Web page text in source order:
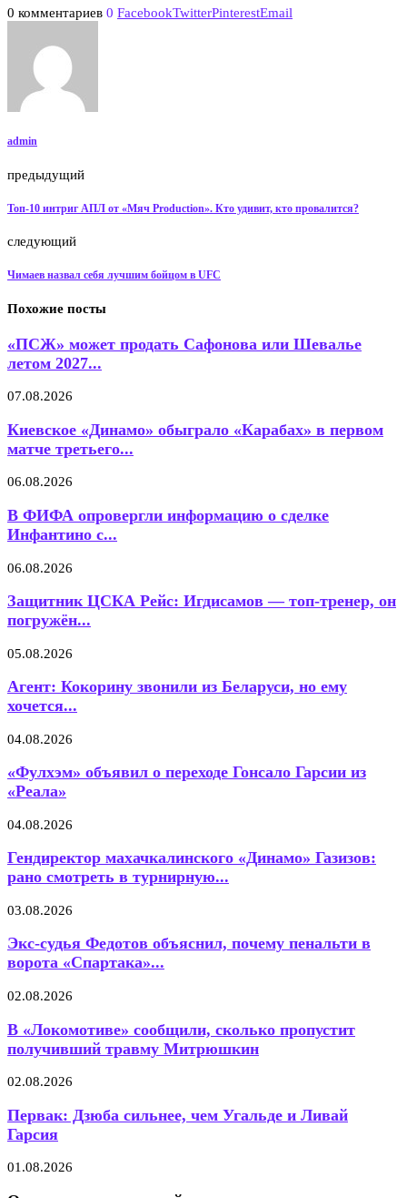
0 комментариев 0 FacebookTwitterPinterestEmail
admin
предыдущий
Топ-10 интриг АПЛ от «Мяч Production». Кто удивит, кто провалится?
следующий
Чимаев назвал себя лучшим бойцом в UFC
Похожие посты
«ПСЖ» может продать Сафонова или Шевалье
летом 2027...
07.08.2026
Киевское «Динамо» обыграло «Карабах» в первом
матче третьего...
06.08.2026
В ФИФА опровергли информацию о сделке
Инфантино с...
06.08.2026
Защитник ЦСКА Рейс: Игдисамов — топ-тренер, он
погружён...
05.08.2026
Агент: Кокорину звонили из Беларуси, но ему
хочется...
04.08.2026
«Фулхэм» объявил о переходе Гонсало Гарсии из
«Реала»
04.08.2026
Гендиректор махачкалинского «Динамо» Газизов:
рано смотреть в турнирную...
03.08.2026
Экс-судья Федотов объяснил, почему пенальти в
ворота «Спартака»...
02.08.2026
В «Локомотиве» сообщили, сколько пропустит
получивший травму Митрюшкин
02.08.2026
Первак: Дзюба сильнее, чем Угальде и Ливай
Гарсия
01.08.2026